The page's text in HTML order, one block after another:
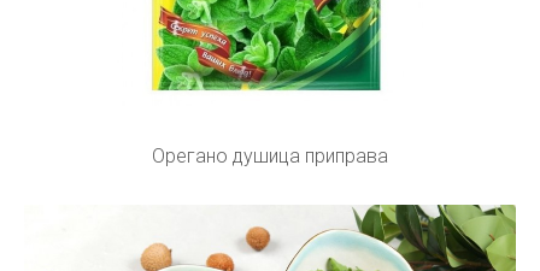
Орегано душица приправа